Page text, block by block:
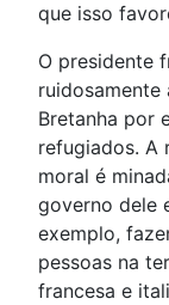
que isso
O presidente
Bretanha por
refugiados. A
moral é
governo dele
exemplo,
pessoas na
francesa e